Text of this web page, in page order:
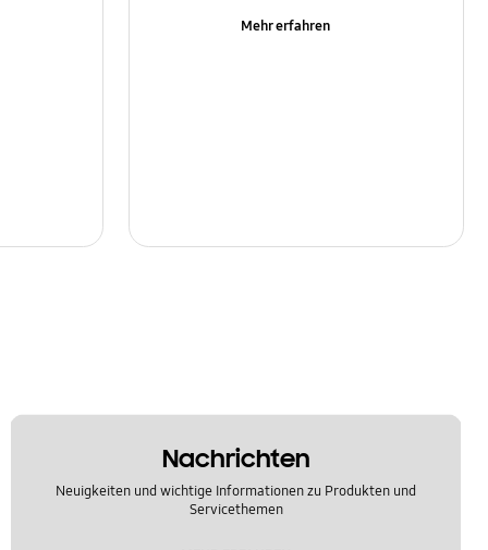
Mehr erfahren
Nachrichten
Neuigkeiten und wichtige Informationen zu Produkten und
Servicethemen